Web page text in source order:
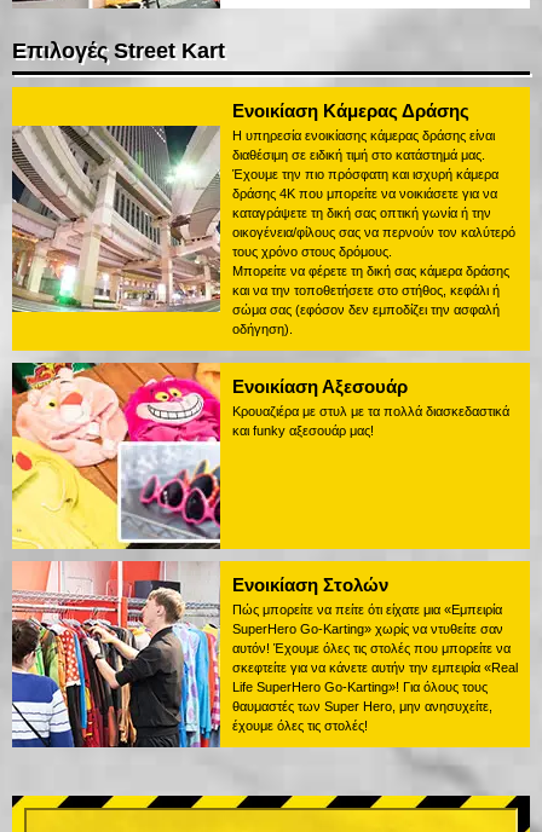
Επιλογές Street Kart
Ενοικίαση Κάμερας Δράσης
Η υπηρεσία ενοικίασης κάμερας δράσης είναι
διαθέσιμη σε ειδική τιμή στο κατάστημά μας.
Έχουμε την πιο πρόσφατη και ισχυρή κάμερα
δράσης 4K που μπορείτε να νοικιάσετε για να
καταγράψετε τη δική σας οπτική γωνία ή την
οικογένεια/φίλους σας να περνούν τον καλύτερό
τους χρόνο στους δρόμους.
Μπορείτε να φέρετε τη δική σας κάμερα δράσης
και να την τοποθετήσετε στο στήθος, κεφάλι ή
σώμα σας (εφόσον δεν εμποδίζει την ασφαλή
οδήγηση).
Ενοικίαση Αξεσουάρ
Κρουαζιέρα με στυλ με τα πολλά διασκεδαστικά
και funky αξεσουάρ μας!
Ενοικίαση Στολών
Πώς μπορείτε να πείτε ότι είχατε μια «Εμπειρία
SuperHero Go-Karting» χωρίς να ντυθείτε σαν
αυτόν! Έχουμε όλες τις στολές που μπορείτε να
σκεφτείτε για να κάνετε αυτήν την εμπειρία «Real
Life SuperHero Go-Karting»! Για όλους τους
θαυμαστές των Super Hero, μην ανησυχείτε,
έχουμε όλες τις στολές!